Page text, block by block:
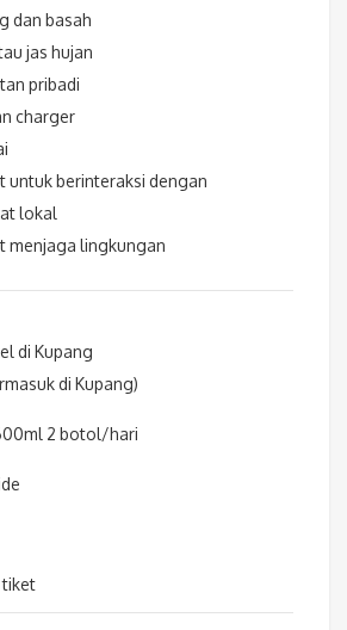
dan basah
jas hujan
pribadi
charger
untuk berinteraksi dengan
lokal
menjaga lingkungan
di Kupang
di Kupang)
2 botol/hari
tiket